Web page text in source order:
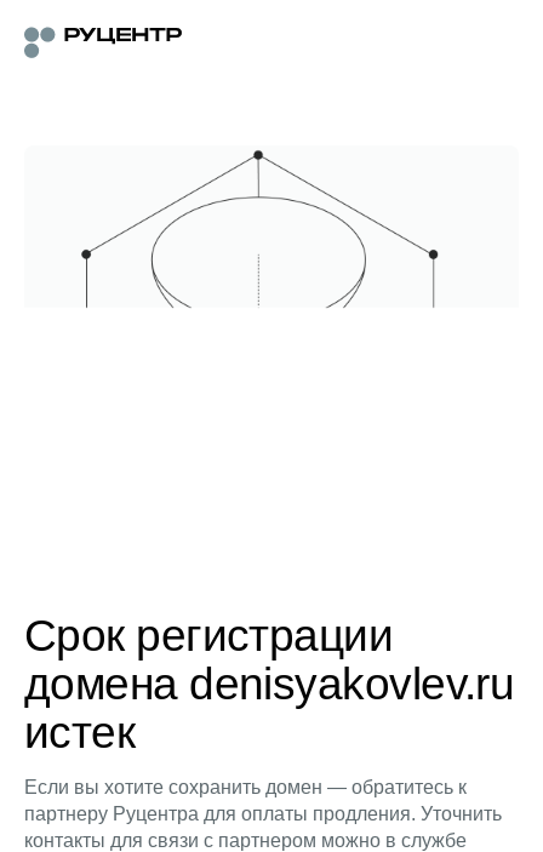
Срок регистрации
домена denisyakovlev.ru
истек
Если вы хотите сохранить домен — обратитесь к
партнеру Руцентра для оплаты продления. Уточнить
контакты для связи с партнером можно в службе